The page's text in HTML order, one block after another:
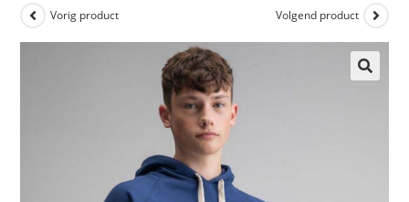
Vorig product Volgend product